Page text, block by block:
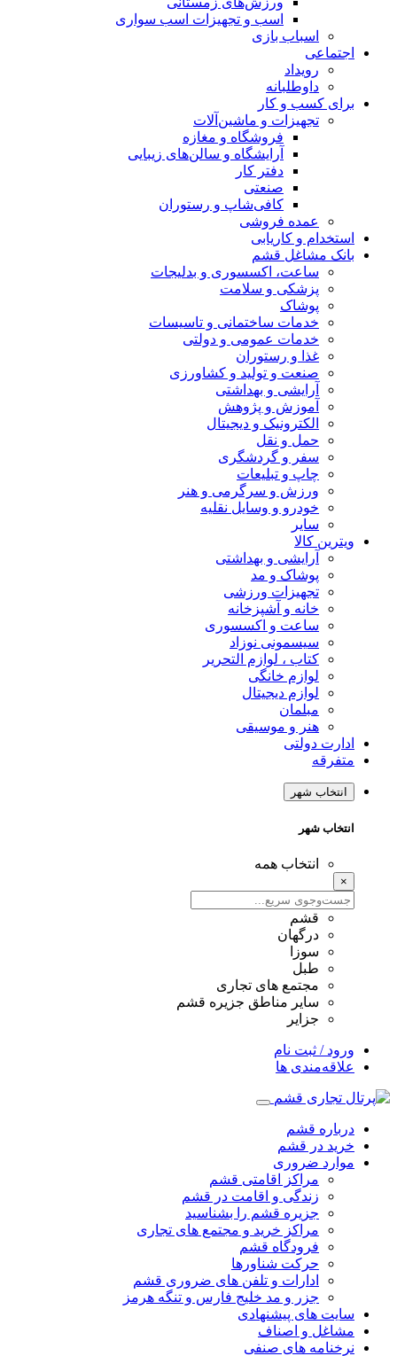
اسب و تجهیزات اسب سواری
اسباب‌ بازی
اجتماعی
رویداد
داوطلبانه
برای کسب و کار
تجهیزات و ماشین‌آلات
فروشگاه و مغازه
آرایشگاه و سالن‌های زیبایی
دفتر کار
صنعتی
کافی‌شاپ و رستوران
عمده فروشی
استخدام و کاریابی
بانک مشاغل قشم
ساعت، اکسسوری و بدلیجات
پزشکی و سلامت
پوشاک
خدمات ساختمانی و تاسیسات
خدمات عمومی و دولتی
غذا و رستوران
صنعت و تولید و کشاورزی
آرایشی و بهداشتی
آموزش و پژوهش
الکترونیک و دیجیتال
حمل و نقل
سفر و گردشگری
چاپ و تبلیعات
ورزش و سرگرمی و هنر
خودرو و وسایل نقلیه
سایر
ویترین کالا
آرایشی و بهداشتی
پوشاک و مد
تجهیزات ورزشی
خانه و آشپزخانه
ساعت و اکسسوری
سیسمونی نوزاد
کتاب ، لوازم التحریر
لوازم خانگی
لوازم دیجیتال
مبلمان
هنر و موسیقی
ادارت دولتی
متفرقه
انتخاب شهر
انتخاب شهر
انتخاب همه
×
قشم
درگهان
سوزا
طبل
مجتمع های تجاری
سایر مناطق جزیره قشم
جزایر
ورود / ثبت نام
علاقه‌مندی ها
درباره قشم
خرید در قشم
موارد ضروری
مراکز اقامتی قشم
زندگی و اقامت در قشم
جزیره قشم را بشناسید
مراکز خرید و مجتمع های تجاری
فرودگاه قشم
حرکت شناورها
ادارات و تلفن های ضروری قشم
جزر و مد خلیج فارس و تنگه هرمز
سایت های پیشنهادی
مشاغل و اصناف
نرخنامه های صنفی